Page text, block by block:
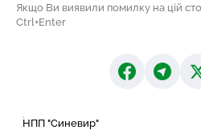
Якщо Ви виявили помилку на цій
Ctrl+Enter
НПП "Синевир"